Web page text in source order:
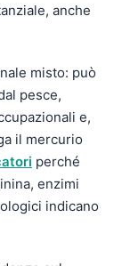
anche
misto: può
pesce,
e,
il mercurio
perché
enzimi
indicano